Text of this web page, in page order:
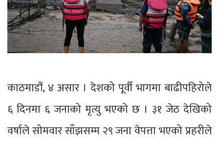
काठमाडौं, ४ असार । देशको पूर्वी भागमा बाढीपहिरोले
६ दिनमा ६ जनाको मृत्यु भएको छ । ३१ जेठ देखिको
वर्षाले सोमवार साँझसम्म २९ जना वेपत्ता भएको प्रहरीले